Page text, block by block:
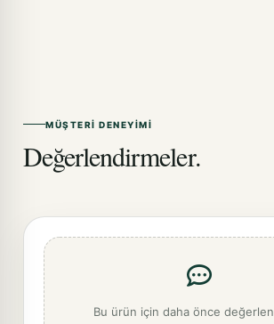
MÜŞTERI DENEYIMI
Değerlendirmeler.
Bu ürün için daha önce